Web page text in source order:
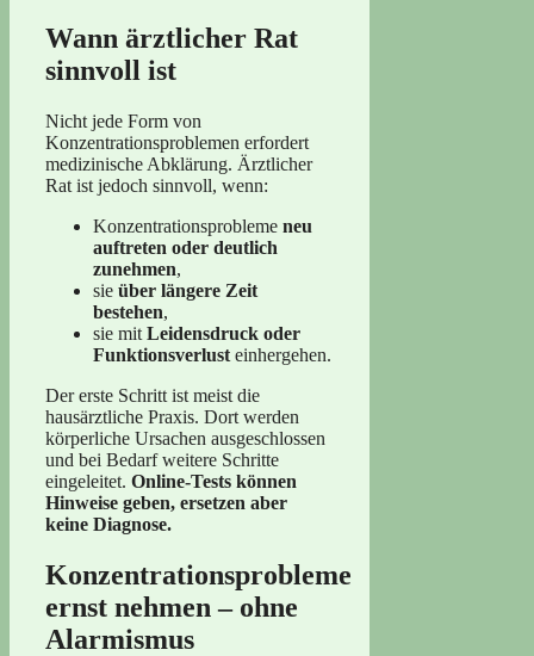
Wann ärztlicher Rat
sinnvoll ist
Nicht jede Form von
Konzentrationsproblemen erfordert
medizinische Abklärung. Ärztlicher
Rat ist jedoch sinnvoll, wenn:
Konzentrationsprobleme neu
auftreten oder deutlich
zunehmen,
sie über längere Zeit
bestehen,
sie mit Leidensdruck oder
Funktionsverlust einhergehen.
Der erste Schritt ist meist die
hausärztliche Praxis. Dort werden
körperliche Ursachen ausgeschlossen
und bei Bedarf weitere Schritte
eingeleitet. Online-Tests können
Hinweise geben, ersetzen aber
keine Diagnose.
Konzentrationsprobleme
ernst nehmen – ohne
Alarmismus